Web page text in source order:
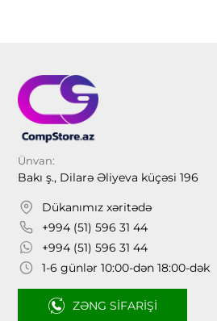
Ünvan:
Bakı ş., Dilarə Əliyeva küçəsi 196
Dükanımız xəritədə
+994 (51) 596 31 44
+994 (51) 596 31 44
1-6 günlər 10:00-dən 18:00-dək
ZƏNG SIFARIŞI